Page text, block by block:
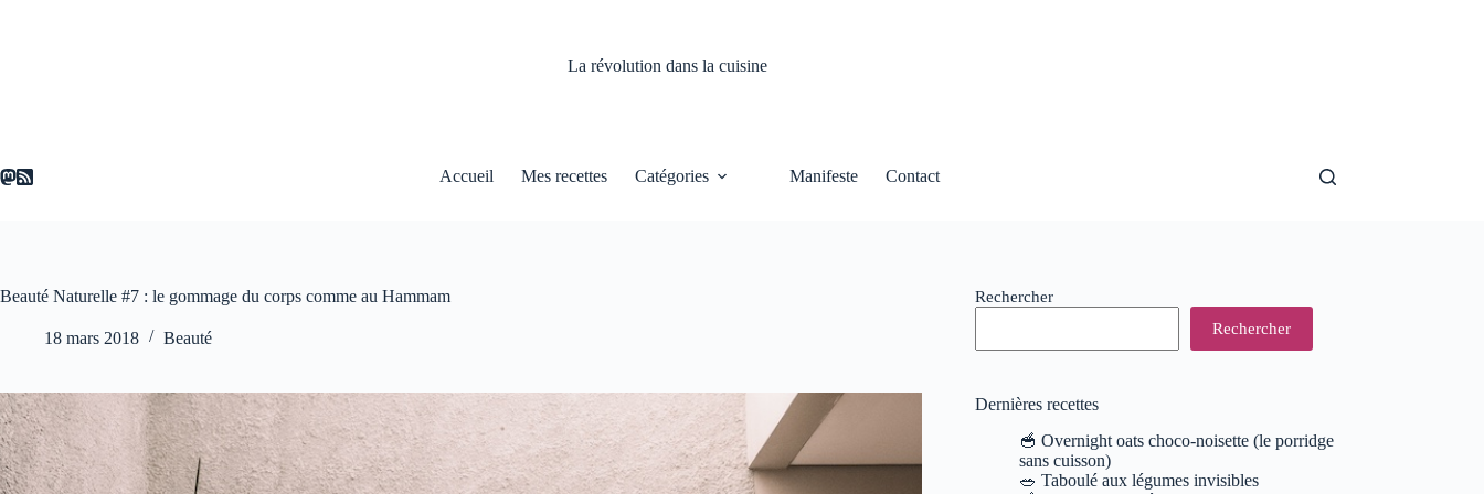
La révolution dans la cuisine
Accueil Mes recettes Catégories Manifeste Contact
Beauté Naturelle #7 : le gommage du corps comme au Hammam
18 mars 2018 Beauté
Rechercher
Rechercher
Dernières recettes
🥣 Overnight oats choco-noisette (le porridge
sans cuisson)
🥗 Taboulé aux légumes invisibles